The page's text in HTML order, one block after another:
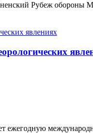
Рубеж обороны
ежегодную